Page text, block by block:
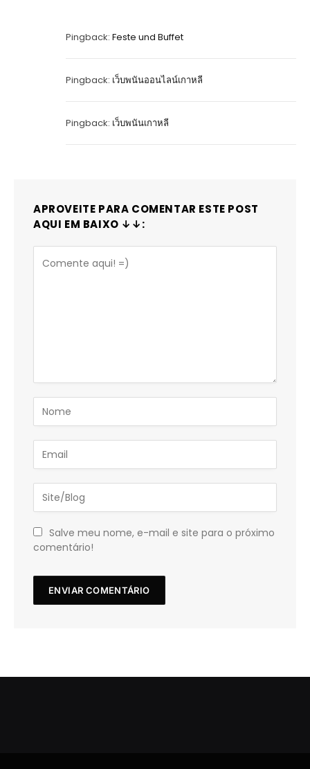
Pingback: Feste und Buffet
Pingback: เว็บพนันออนไลน์เกาหลี
Pingback: เว็บพนันเกาหลี
APROVEITE PARA COMENTAR ESTE POST
AQUI EM BAIXO ↓↓:
Salve meu nome, e-mail e site para o próximo
comentário!